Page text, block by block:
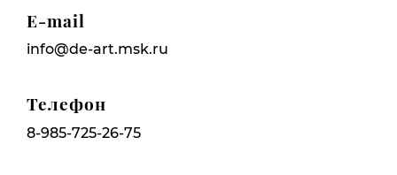
E-mail
info@de-art.msk.ru
Телефон
8-985-725-26-75